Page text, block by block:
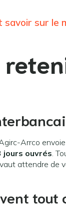
sur le
Arrco
jours ouvrés.
attendre de
tout